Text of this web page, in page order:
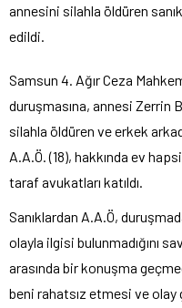
annesini silahla öldüren
edildi.
Samsun 4. Ağır Ceza
duruşmasına, annesi Zerrin
silahla öldüren ve erkek
A.A.Ö. (18), hakkında ev
taraf avukatları katıldı.
Sanıklardan A.A.Ö,
olayla ilgisi bulunmadığını
arasında bir konuşma
beni rahatsız etmesi ve olay